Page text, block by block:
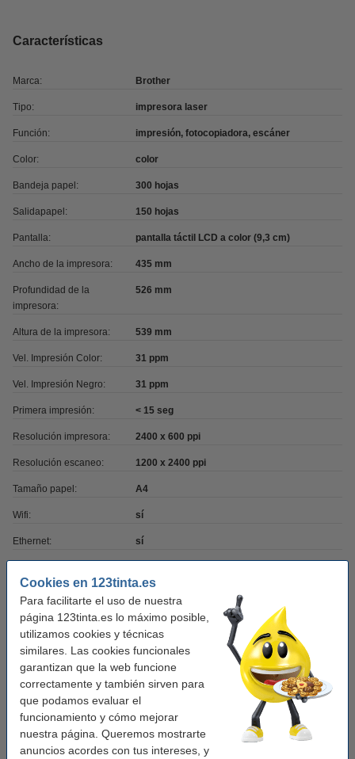
Cookies en 123tinta.es
Para facilitarte el uso de nuestra
página 123tinta.es lo máximo posible,
utilizamos cookies y técnicas
similares. Las cookies funcionales
garantizan que la web funcione
correctamente y también sirven para
que podamos evaluar el
funcionamiento y cómo mejorar
nuestra página. Queremos mostrarte
anuncios acordes con tus intereses, y
Características
Marca: Brother
Tipo: impresora laser
Función: impresión, fotocopiadora, escáner
Color: color
Bandeja papel: 300 hojas
Salidapapel: 150 hojas
Pantalla: pantalla táctil LCD a color (9,3 cm)
Ancho de la impresora: 435 mm
Profundidad de la
impresora:
526 mm
Altura de la impresora: 539 mm
Vel. Impresión Color: 31 ppm
Vel. Impresión Negro: 31 ppm
Primera impresión: < 15 seg
Resolución impresora: 2400 x 600 ppi
Resolución escaneo: 1200 x 2400 ppi
Tamaño papel: A4
Wifi: sí
Ethernet: sí
Adf: sí (50 hojas)
Dúplex: sí (impresión)
Impresión móvil: sí (AirPrint, Mopria, print app)
Memoria: 512 MB
Lugar de uso: Oficina pequeña